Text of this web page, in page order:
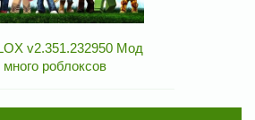
v2.351.232950 Мод
много роблоксов